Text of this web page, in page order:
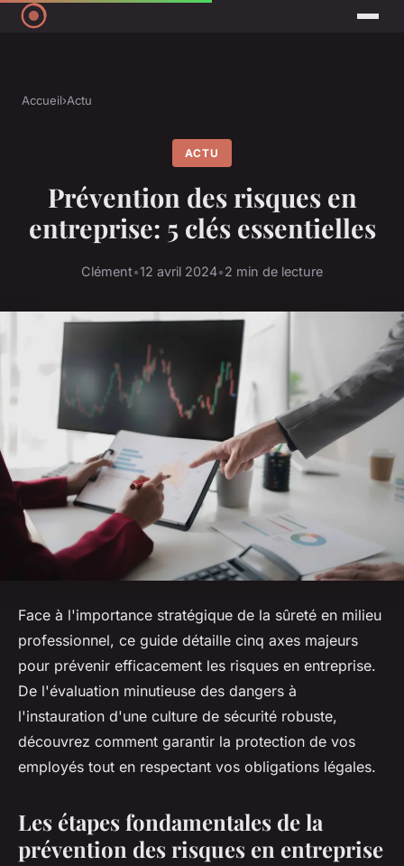
Accueil›Actu
ACTU
Prévention des risques en
entreprise: 5 clés essentielles
Clément•12 avril 2024•2 min de lecture
Face à l'importance stratégique de la sûreté en milieu
professionnel, ce guide détaille cinq axes majeurs
pour prévenir efficacement les risques en entreprise.
De l'évaluation minutieuse des dangers à
l'instauration d'une culture de sécurité robuste,
découvrez comment garantir la protection de vos
employés tout en respectant vos obligations légales.
Les étapes fondamentales de la
prévention des risques en entreprise